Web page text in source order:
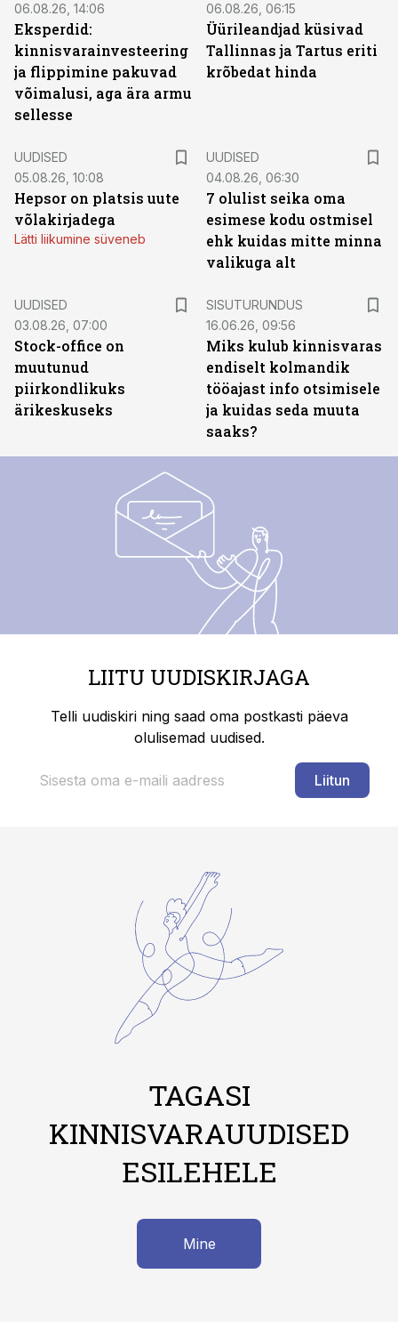
06.08.26, 14:06
Eksperdid:
kinnisvarainvesteering
ja flippimine pakuvad
võimalusi, aga ära armu
sellesse
06.08.26, 06:15
Üürileandjad küsivad
Tallinnas ja Tartus eriti
krõbedat hinda
UUDISED
05.08.26, 10:08
Hepsor on platsis uute
võlakirjadega
Lätti liikumine süveneb
UUDISED
04.08.26, 06:30
7 olulist seika oma
esimese kodu ostmisel
ehk kuidas mitte minna
valikuga alt
UUDISED
03.08.26, 07:00
Stock-office on
muutunud
piirkondlikuks
ärikeskuseks
SISUTURUNDUS
16.06.26, 09:56
Miks kulub kinnisvaras
endiselt kolmandik
tööajast info otsimisele
ja kuidas seda muuta
saaks?
LIITU UUDISKIRJAGA
Telli uudiskiri ning saad oma postkasti päeva
olulisemad uudised.
Liitun
TAGASI
KINNISVARAUUDISED
ESILEHELE
Mine